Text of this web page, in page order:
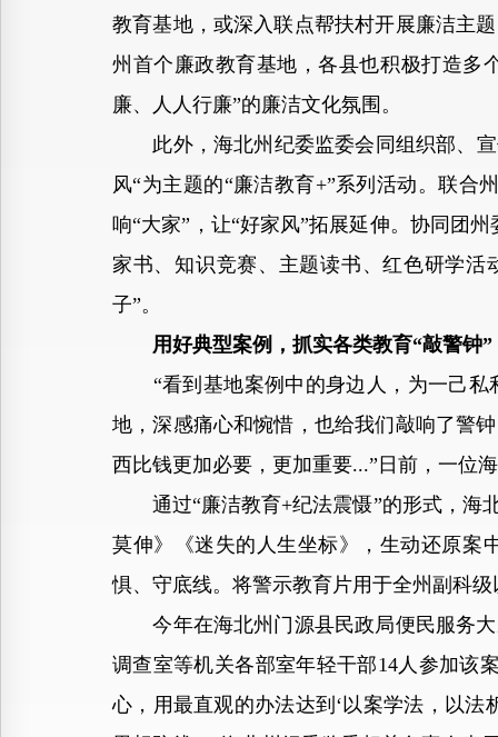
教育基地，或深入联点帮扶村开展廉洁主
州首个廉政教育基地，各县也积极打造多
廉、人人行廉”的廉洁文化氛围。
此外，海北州纪委监委会同组织部、宣
风“为主题的“廉洁教育+”系列活动。联合
响“大家”，让“好家风”拓展延伸。协同团
家书、知识竞赛、主题读书、红色研学
子”。
用好典型案例，抓实各类教育“敲警钟”
“看到基地案例中的身边人，为一己私
地，深感痛心和惋惜，也给我们敲响了警
西比钱更加必要，更加重要...”日前，一位
通过“廉洁教育+纪法震慑”的形式，海
莫伸》《迷失的人生坐标》，生动还原案
惧、守底线。将警示教育片用于全州副科
今年在海北州门源县民政局便民服务大
调查室等机关各部室年轻干部14人参加该
心，用最直观的办法达到‘以案学法，以